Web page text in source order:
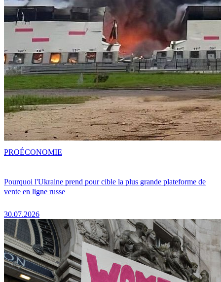
Pourquoi l'Ukraine prend pour cible la plus grande plateforme de
vente en ligne russe
30.07.2026
PROÉCONOMIE